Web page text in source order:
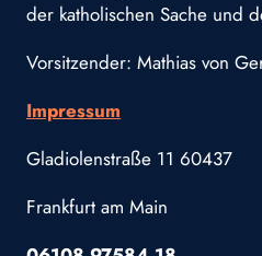
der katholischen Sache und
Vorsitzender: Mathias von
Impressum
Gladiolenstraße 11 60437
Frankfurt am Main